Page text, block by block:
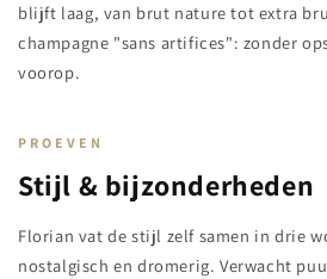
blijft laag, van brut nature tot extra
champagne "sans artifices": zonder
voorop.
PROEVEN
Stijl & bijzonderheden
Florian vat de stijl zelf samen in drie
nostalgisch en dromerig. Verwacht